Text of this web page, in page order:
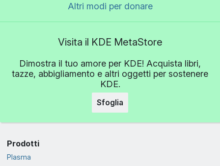
Altri modi per donare
Visita il KDE MetaStore
Dimostra il tuo amore per KDE! Acquista libri,
tazze, abbigliamento e altri oggetti per sostenere
KDE.
Sfoglia
Prodotti
Plasma